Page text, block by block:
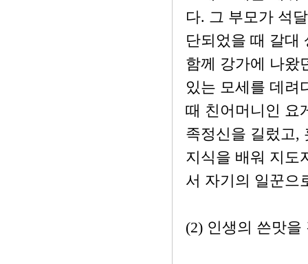
다. 그 부모가 석
단되었을 때 갈대
함께 강가에 나왔
있는 모세를 데려
때 친어머니인 요
족정신을 길렀고,
지식을 배워 지도
서 자기의 일꾼으
(2) 인생의 쓴맛